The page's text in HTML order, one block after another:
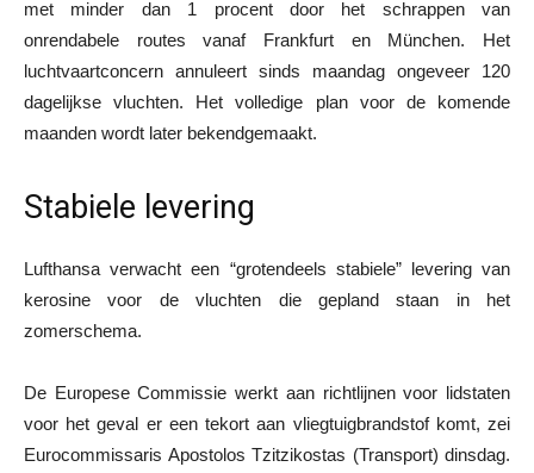
met minder dan 1 procent door het schrappen van
onrendabele routes vanaf Frankfurt en München. Het
luchtvaartconcern annuleert sinds maandag ongeveer 120
dagelijkse vluchten. Het volledige plan voor de komende
maanden wordt later bekendgemaakt.
Stabiele levering
Lufthansa verwacht een “grotendeels stabiele” levering van
kerosine voor de vluchten die gepland staan in het
zomerschema.
De Europese Commissie werkt aan richtlijnen voor lidstaten
voor het geval er een tekort aan vliegtuigbrandstof komt, zei
Eurocommissaris Apostolos Tzitzikostas (Transport) dinsdag.